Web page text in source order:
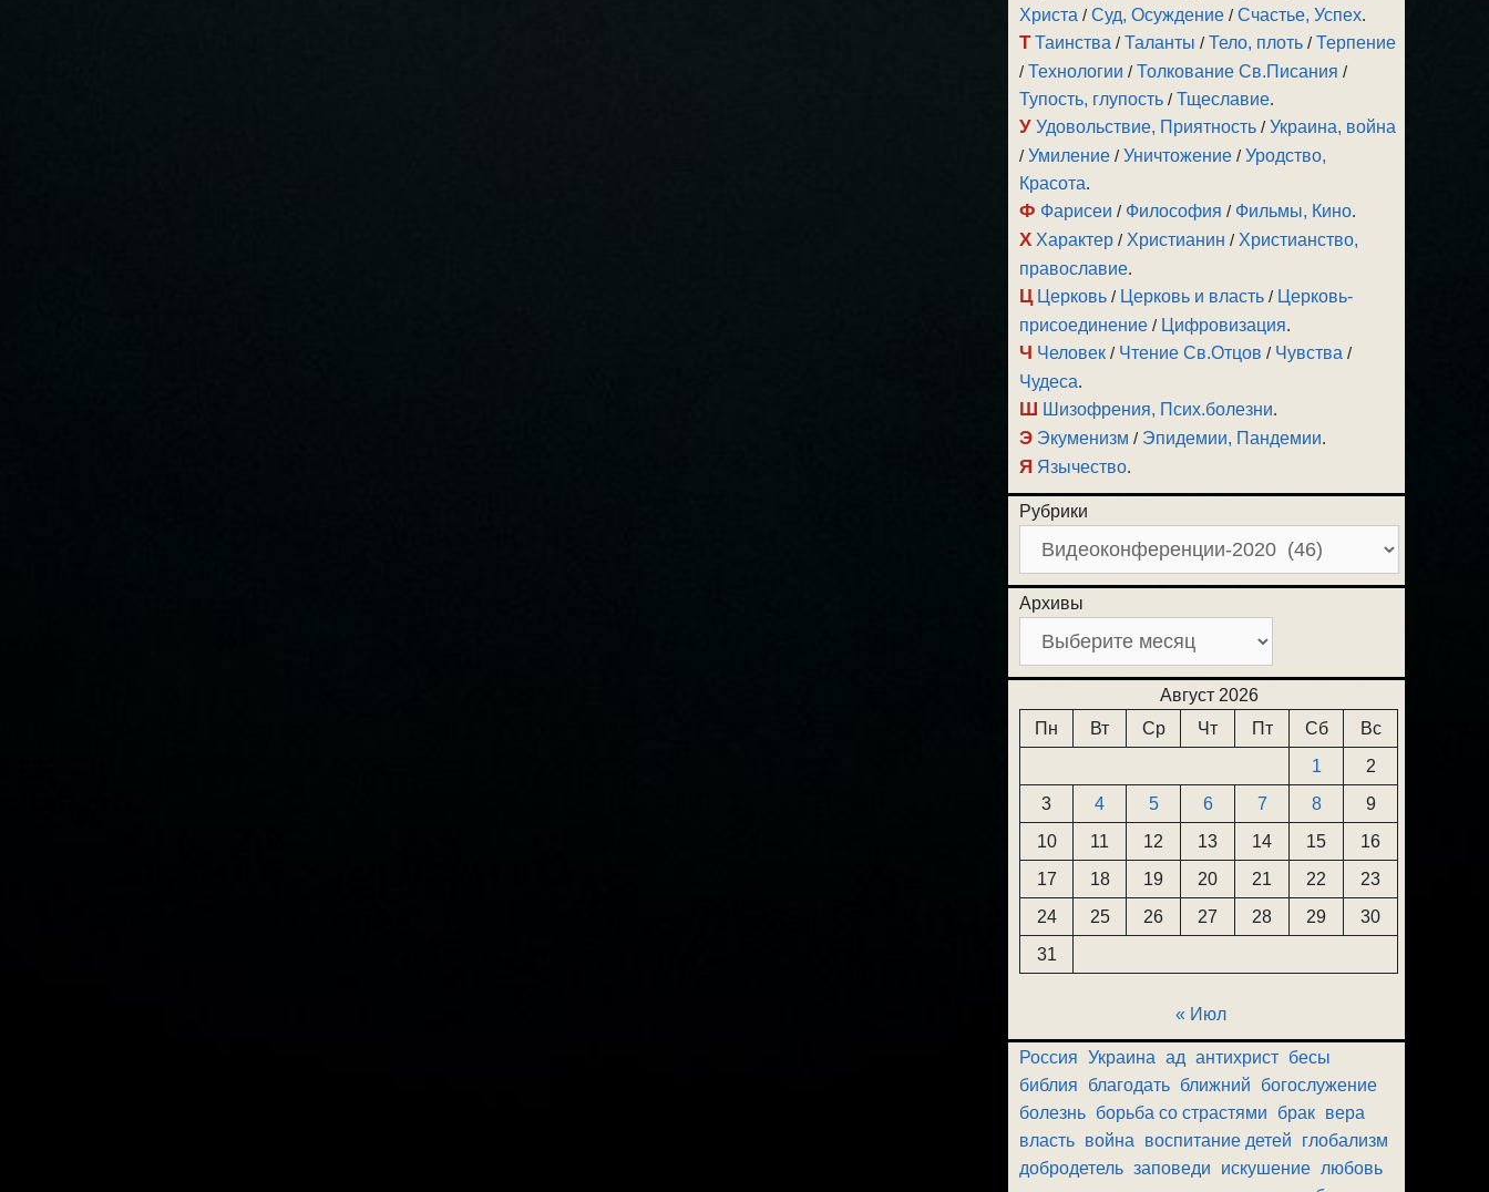
Христа /Суд, Осуждение /Счастье, Успех.
Т Таинства /Таланты /Тело, плоть /Терпение
/Технологии /Толкование Св.Писания /
Тупость, глупость /Тщеславие.
У Удовольствие, Приятность /Украина, война
/Умиление /Уничтожение /Уродство,
Красота.
Ф Фарисеи / Философия / Фильмы, Кино.
Х Характер / Христианин / Христианство,
православие.
Ц Церковь / Церковь и власть / Церковь-
присоединение / Цифровизация.
Ч Человек / Чтение Св.Отцов / Чувства /
Чудеса.
Ш Шизофрения, Псих.болезни.
Э Экуменизм / Эпидемии, Пандемии.
Я Язычество.
Рубрики
Архивы
Август 2026
Пн
Вт Ср Чт Пт Сб
Вс
1
2
3
4 5 6 7 8
9
10
11 12 13 14 15
16
17
18 19 20 21 22
23
24
25 26 27 28 29
30
31
« Июл
Россия Украина ад антихрист бесы
библия
благодать ближний
богослужение
болезнь борьба со страстями брак вера
власть война воспитание детей
глобализм
добродетель заповеди искушение любовь